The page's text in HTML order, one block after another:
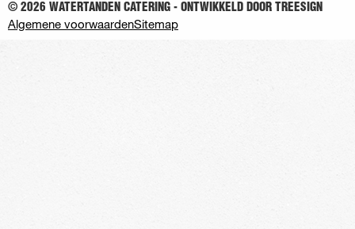
© 2026 WATERTANDEN CATERING - ONTWIKKELD DOOR TREESIGN
Algemene voorwaardenSitemap